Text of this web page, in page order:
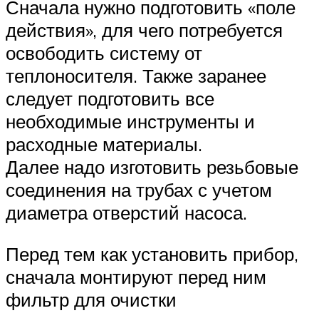
Сначала нужно подготовить «поле
действия», для чего потребуется
освободить систему от
теплоносителя. Также заранее
следует подготовить все
необходимые инструменты и
расходные материалы.
Далее надо изготовить резьбовые
соединения на трубах с учетом
диаметра отверстий насоса.
Перед тем как установить прибор,
сначала монтируют перед ним
фильтр для очистки